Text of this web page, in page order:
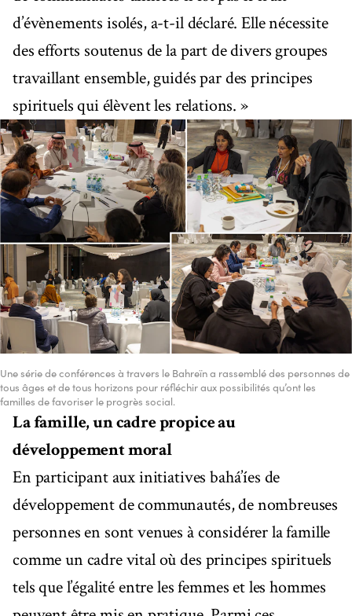
d’évènements isolés, a-t-il déclaré. Elle nécessite
des efforts soutenus de la part de divers groupes
travaillant ensemble, guidés par des principes
spirituels qui élèvent les relations. »
Une série de conférences à travers le Bahreïn a rassemblé des personnes de
tous âges et de tous horizons pour réfléchir aux possibilités qu’ont les
familles de favoriser le progrès social.
La famille, un cadre propice au
développement moral
En participant aux initiatives bahá’íes de
développement de communautés, de nombreuses
personnes en sont venues à considérer la famille
comme un cadre vital où des principes spirituels
tels que l’égalité entre les femmes et les hommes